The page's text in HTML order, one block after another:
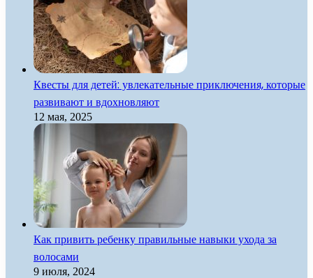
Квесты для детей: увлекательные приключения, которые
развивают и вдохновляют
12 мая, 2025
Как привить ребенку правильные навыки ухода за
волосами
9 июля, 2024